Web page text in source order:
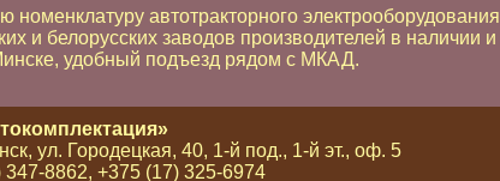
номенклатуру автотракторного электрооборудования
и белорусских заводов производителей в наличии и
удобный подъезд рядом с МКАД.
ул. Городецкая, 40, 1-й под., 1-й эт., оф. 5
8862, +375 (17) 325-6974